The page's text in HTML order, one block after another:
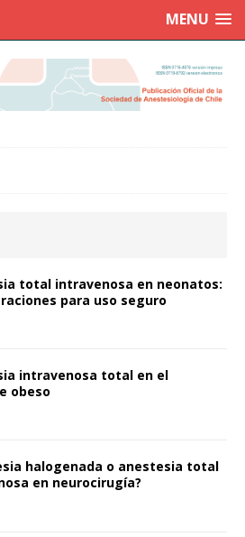
MENU
total intravenosa en neonatos:
para uso seguro
intravenosa total en el
obeso
halogenada o anestesia total
en neurocirugía?